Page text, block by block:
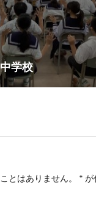
学校
とはありません。 * が